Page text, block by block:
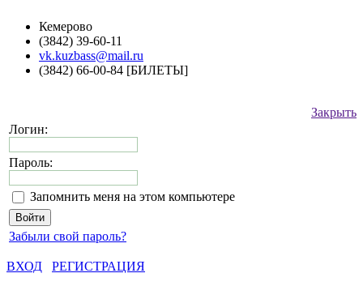
Кемерово
(3842) 39-60-11
vk.kuzbass@mail.ru
(3842) 66-00-84 [БИЛЕТЫ]
Закрыть
Логин:
Пароль:
Запомнить меня на этом компьютере
Забыли свой пароль?
ВХОД
РЕГИСТРАЦИЯ